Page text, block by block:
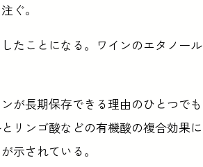
ぐ。
たことになる。ワインのエタノール
が長期保存できる理由のひとつでも
リンゴ酸などの有機酸の複合効果に
示されている。